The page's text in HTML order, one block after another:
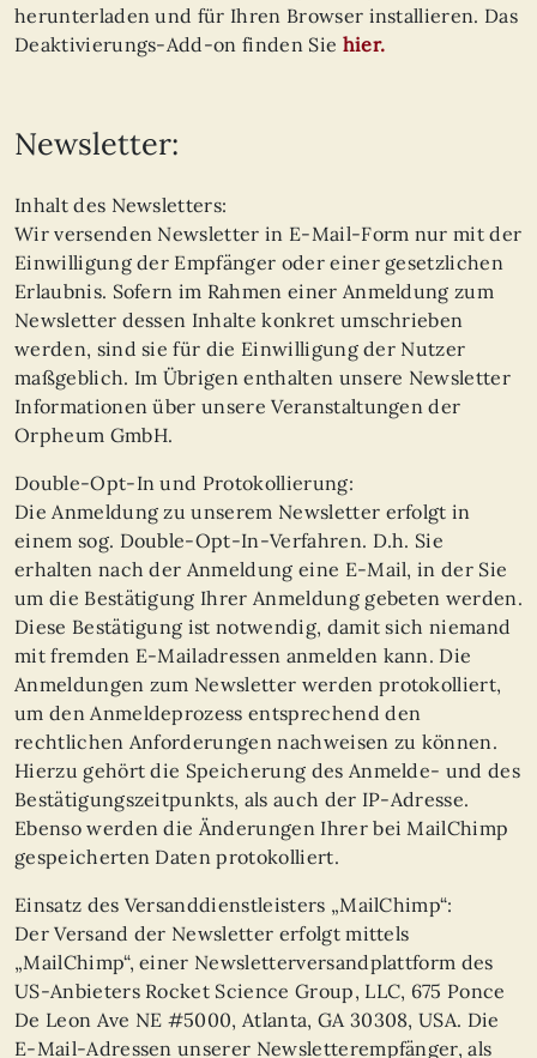
herunterladen und für Ihren Browser installieren. Das
Deaktivierungs-Add-on finden Sie hier.
Newsletter:
Inhalt des Newsletters:
Wir versenden Newsletter in E-Mail-Form nur mit der
Einwilligung der Empfänger oder einer gesetzlichen
Erlaubnis. Sofern im Rahmen einer Anmeldung zum
Newsletter dessen Inhalte konkret umschrieben
werden, sind sie für die Einwilligung der Nutzer
maßgeblich. Im Übrigen enthalten unsere Newsletter
Informationen über unsere Veranstaltungen der
Orpheum GmbH.
Double-Opt-In und Protokollierung:
Die Anmeldung zu unserem Newsletter erfolgt in
einem sog. Double-Opt-In-Verfahren. D.h. Sie
erhalten nach der Anmeldung eine E-Mail, in der Sie
um die Bestätigung Ihrer Anmeldung gebeten werden.
Diese Bestätigung ist notwendig, damit sich niemand
mit fremden E-Mailadressen anmelden kann. Die
Anmeldungen zum Newsletter werden protokolliert,
um den Anmeldeprozess entsprechend den
rechtlichen Anforderungen nachweisen zu können.
Hierzu gehört die Speicherung des Anmelde- und des
Bestätigungszeitpunkts, als auch der IP-Adresse.
Ebenso werden die Änderungen Ihrer bei MailChimp
gespeicherten Daten protokolliert.
Einsatz des Versanddienstleisters „MailChimp“:
Der Versand der Newsletter erfolgt mittels
„MailChimp“, einer Newsletterversandplattform des
US-Anbieters Rocket Science Group, LLC, 675 Ponce
De Leon Ave NE #5000, Atlanta, GA 30308, USA. Die
E-Mail-Adressen unserer Newsletterempfänger, als